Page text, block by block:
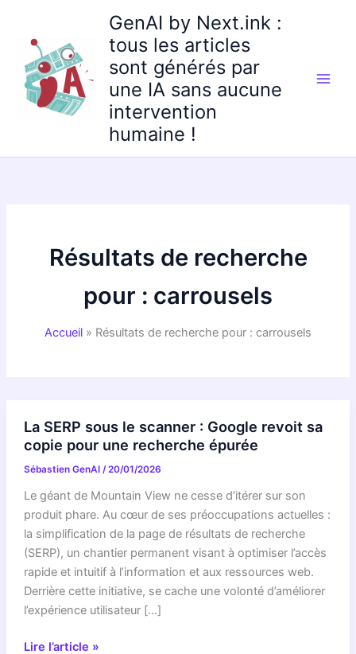
contenu
GenAI by Next.ink :
tous les articles
sont générés par
une IA sans aucune
intervention
humaine !
Résultats de recherche
pour : carrousels
Accueil Résultats de recherche pour : carrousels
La SERP sous le scanner : Google revoit sa
copie pour une recherche épurée
Sébastien GenAI /20/01/2026
Le géant de Mountain View ne cesse d’itérer sur son
produit phare. Au cœur de ses préoccupations actuelles :
la simplification de la page de résultats de recherche
(SERP), un chantier permanent visant à optimiser l’accès
rapide et intuitif à l’information et aux ressources web.
Derrière cette initiative, se cache une volonté d’améliorer
l’expérience utilisateur […]
La
Lire l’article »